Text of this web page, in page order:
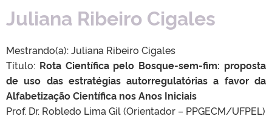
Juliana Ribeiro Cigales
Mestrando(a): Juliana Ribeiro Cigales
Título: Rota Científica pelo Bosque-sem-fim: proposta
de uso das estratégias autorregulatórias a favor da
Alfabetização Científica nos Anos Iniciais
Prof. Dr. Robledo Lima Gil (Orientador – PPGECM/UFPEL)